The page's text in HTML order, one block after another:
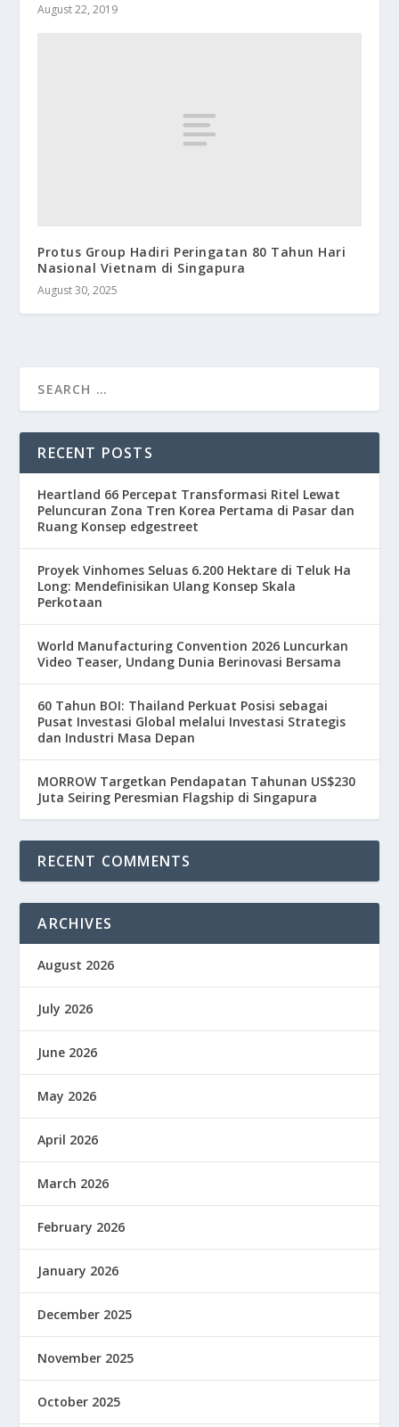
August 22, 2019
Protus Group Hadiri Peringatan 80 Tahun Hari
Nasional Vietnam di Singapura
August 30, 2025
RECENT POSTS
Heartland 66 Percepat Transformasi Ritel Lewat
Peluncuran Zona Tren Korea Pertama di Pasar dan
Ruang Konsep edgestreet
Proyek Vinhomes Seluas 6.200 Hektare di Teluk Ha
Long: Mendefinisikan Ulang Konsep Skala
Perkotaan
World Manufacturing Convention 2026 Luncurkan
Video Teaser, Undang Dunia Berinovasi Bersama
60 Tahun BOI: Thailand Perkuat Posisi sebagai
Pusat Investasi Global melalui Investasi Strategis
dan Industri Masa Depan
MORROW Targetkan Pendapatan Tahunan US$230
Juta Seiring Peresmian Flagship di Singapura
RECENT COMMENTS
ARCHIVES
August 2026
July 2026
June 2026
May 2026
April 2026
March 2026
February 2026
January 2026
December 2025
November 2025
October 2025